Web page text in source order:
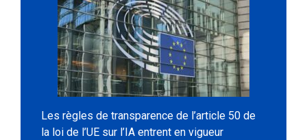
Les règles de transparence de l’article 50 de
la loi de l’UE sur l’IA entrent en vigueur